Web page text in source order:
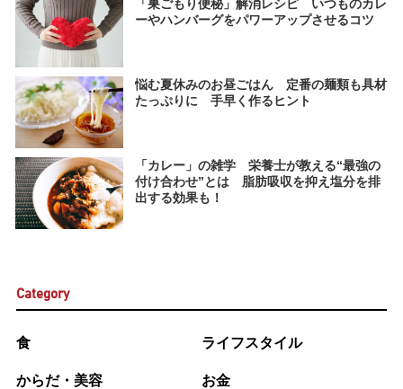
「巣ごもり便秘」解消レシピ いつものカレ
ーやハンバーグをパワーアップさせるコツ
悩む夏休みのお昼ごはん 定番の麺類も具材
たっぷりに 手早く作るヒント
「カレー」の雑学 栄養士が教える“最強の
付け合わせ”とは 脂肪吸収を抑え塩分を排
出する効果も！
Category
食 ライフスタイル
からだ・美容 お金